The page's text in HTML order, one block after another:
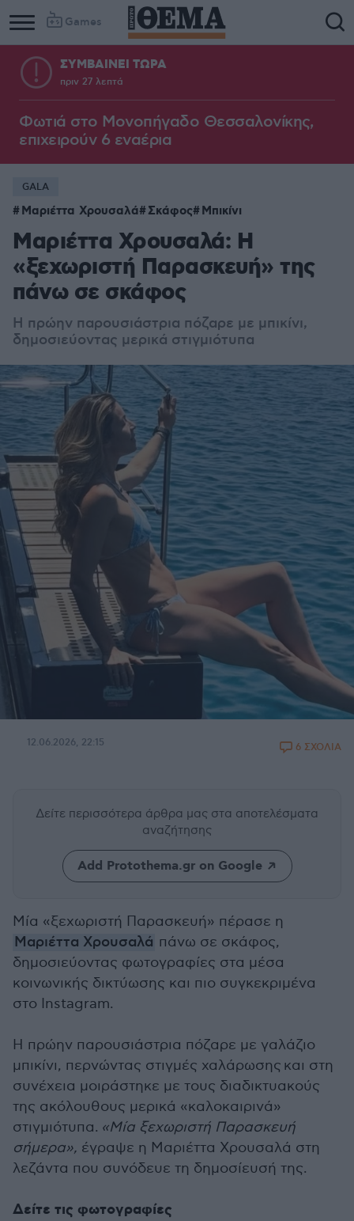
Games
Column
1
Column
2
ΣΥΜΒΑΙΝΕΙ ΤΩΡΑ
πριν 27 λεπτά
Φωτιά στο Μονοπήγαδο Θεσσαλονίκης,
επιχειρούν 6 εναέρια
GALA
Μαριέττα Χρουσαλά Σκάφος Μπικίνι
Μαριέττα Χρουσαλά: Η
«ξεχωριστή Παρασκευή» της
πάνω σε σκάφος
Η πρώην παρουσιάστρια πόζαρε με μπικίνι,
δημοσιεύοντας μερικά στιγμιότυπα
12.06.2026, 22:15 6 ΣΧΟΛΙΑ
Δείτε περισσότερα άρθρα μας στα αποτελέσματα
αναζήτησης
Add Protothema.gr on Google
Μία «ξεχωριστή Παρασκευή» πέρασε η
Μαριέττα Χρουσαλά πάνω σε σκάφος,
δημοσιεύοντας φωτογραφίες στα μέσα
κοινωνικής δικτύωσης και πιο συγκεκριμένα
στο Instagram.
Η πρώην παρουσιάστρια πόζαρε με γαλάζιο
μπικίνι, περνώντας στιγμές χαλάρωσης και στη
συνέχεια μοιράστηκε με τους διαδικτυακούς
της ακόλουθους μερικά «καλοκαιρινά»
στιγμιότυπα. «Μία ξεχωριστή Παρασκευή
σήμερα», έγραψε η Μαριέττα Χρουσαλά στη
λεζάντα που συνόδευε τη δημοσίευσή της.
Δείτε τις φωτογραφίες